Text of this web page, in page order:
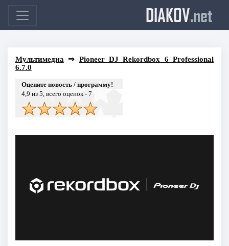
DIAKOV.net
Мультимедиа ⇒ Pioneer DJ Rekordbox 6 Professional
6.7.0
Оцените новость / программу!
4,9 из 5, всего оценок - 7